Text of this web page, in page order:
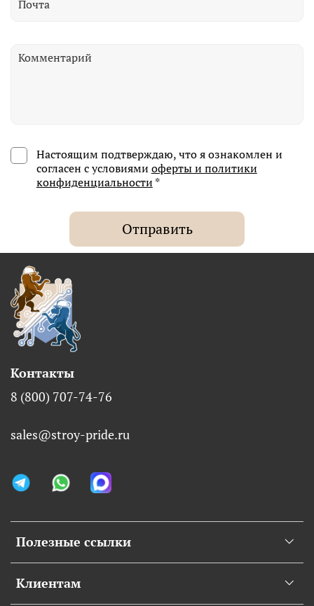
Настоящим подтверждаю, что я ознакомлен и
согласен с условиями оферты и политики
конфиденциальности *
Отправить
Полезные ссылки
Клиентам
Контакты
8 (800) 707-74-76
sales@stroy-pride.ru